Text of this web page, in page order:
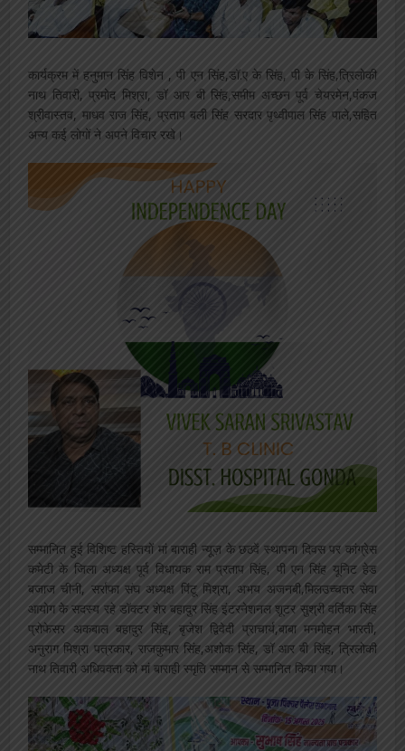
कार्यक्रम में हनुमान सिंह विशेन , पी एन सिंह,डॉ.ए के सिंह, पी के सिंह,त्रिलोकी
नाथ तिवारी, प्रमोद मिश्रा, डॉ आर बी सिंह,समीम अच्छन पूर्व चेयरमेन,पंकज
श्रीवास्तव, माधव राज सिंह, प्रताप बली सिंह सरदार पृथ्वीपाल सिंह पाले,सहित
अन्य कई लोगों ने अपने विचार रखे।
सम्मानित हुई विशिष्ट हस्तियों मां बाराही न्यूज़ के छठवें स्थापना दिवस पर कांग्रेस
कमेटी के जिला अध्यक्ष पूर्व विधायक राम प्रताप सिंह, पी एन सिंह यूनिट हेड
बजाज चीनी, सर्राफा संघ अध्यक्ष पिंटू मिश्रा, अभय अजनबी,मिलउच्चतर सेवा
आयोग के सदस्य रहे डॉक्टर शेर बहादुर सिंह इंटरनेशनल शूटर सुश्री वर्तिका सिंह
प्रोफेसर अकबाल बहादुर सिंह, बृजेश द्विवेदी प्राचार्य,बाबा मनमोहन भारती,
अनुराग मिश्रा पत्रकार, राजकुमार सिंह,अशोक सिंह, डॉ आर बी सिंह, त्रिलोकी
नाथ तिवारी अधिवक्ता को मां बाराही स्मृति सम्मान से सम्मानित किया गया।